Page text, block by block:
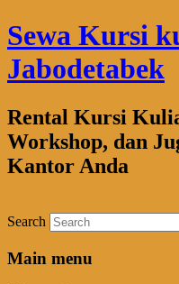
Sewa Kursi
Jabodetabek
Rental Kursi
Workshop, dan
Kantor Anda
Search
Main menu